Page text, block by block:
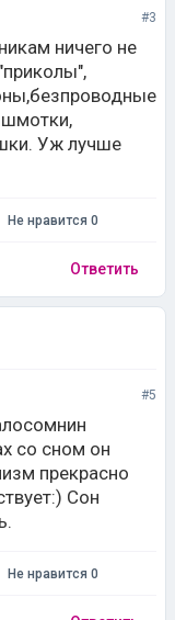
#3
ничего не
шмотки,
Уж лучше
Не нравится 0
Ответить
#5
со сном он
прекрасно
Сон
Не нравится 0